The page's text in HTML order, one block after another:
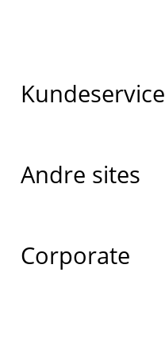
Kundeservice
Andre sites
Corporate